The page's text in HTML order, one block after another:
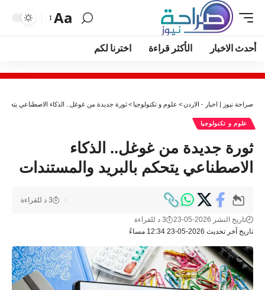
Aa
أحدث الاخبار الأكثر قراءة اخترنا لكم
صراحة نيوز | اخبار - الاردن> علوم و تكنولوجيا >ثورة جديدة من غوغل.. الذكاء الاصطناعي يتحكم
علوم و تكنولوجيا
ثورة جديدة من غوغل.. الذكاء
الاصطناعي يتحكم بالبريد والمستندات
تاريخ آخر تحديث 2026-05-23 12:34 مساءً
تاريخ النشر 2026-05-23 3 د للقراءة
3 د للقراءة